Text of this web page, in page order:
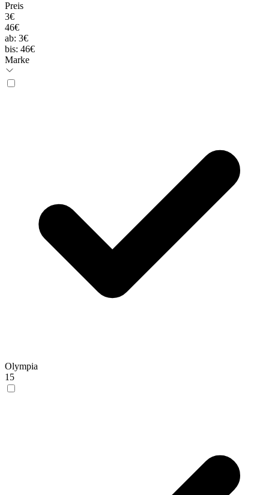
Preis
3€
46€
ab: 3€
bis: 46€
Marke
Olympia
15